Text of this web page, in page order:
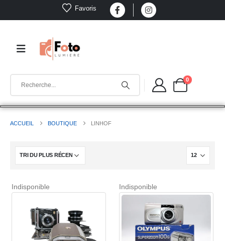
Favoris
0
ACCUEIL BOUTIQUE LINHOF
Indisponible Indisponible